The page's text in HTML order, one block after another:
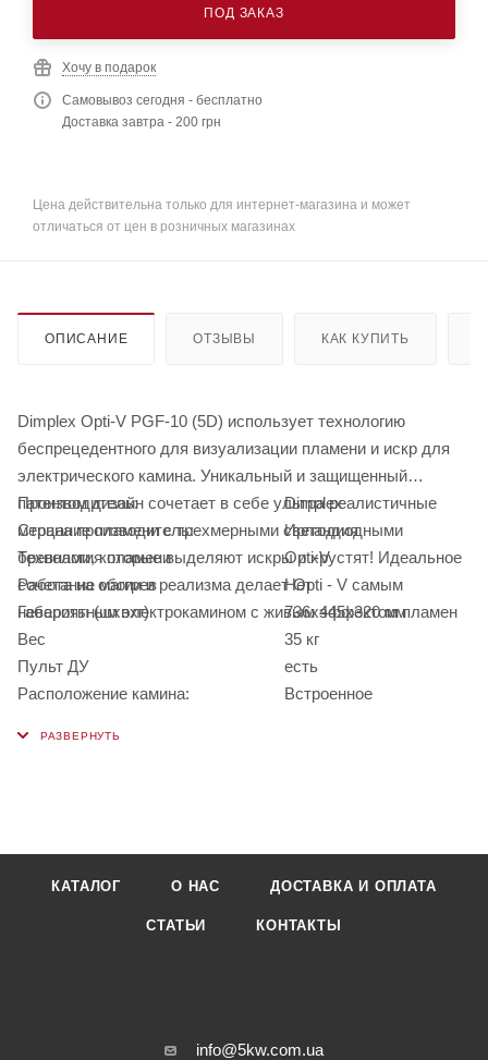
ПОД ЗАКАЗ
Хочу в подарок
Самовывоз сегодня - бесплатно
Доставка завтра - 200 грн
Цена действительна только для интернет-магазина и может
отличаться от цен в розничных магазинах
ОПИСАНИЕ ОТЗЫВЫ КАК КУПИТЬ
Dimplex Opti-V PGF-10 (5D) использует технологию
беспрецедентного для визуализации пламени и искр для
электрического камина. Уникальный и защищенный
патентом дизайн сочетает в себе ультра реалистичные
мерцание пламени с трехмерными светодиодными
бревнами, которые выделяют искры и хрустят! Идеальное
сочетание магии и реализма делает Opti - V самым
невероятным электрокамином с живым эффектом пламен
Производитель:
Dimplex
Страна производитель:
Ирландия
Технология пламени
Opti-V
Работа на обогрев
Нет
Габариты (шхвхг)
736х445х320 мм
Вес
35 кг
Пульт ДУ
есть
Расположение камина:
Встроенное
КАТАЛОГ О НАС ДОСТАВКА И ОПЛАТА
СТАТЬИ КОНТАКТЫ
info@5kw.com.ua